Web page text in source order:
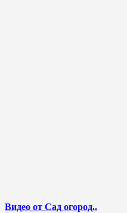
Видео от Сад огород..